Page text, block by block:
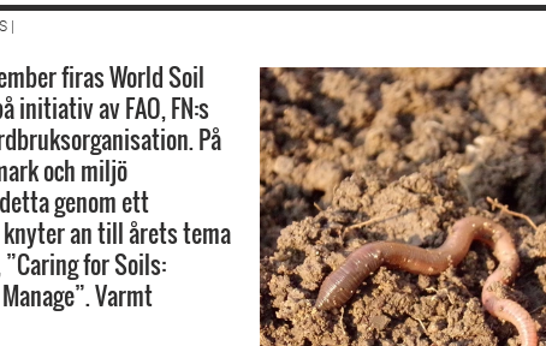
|
firas World Soil
initiativ av FAO, FN:s
På
och miljö
genom ett
an till årets tema
for Soils:
Varmt